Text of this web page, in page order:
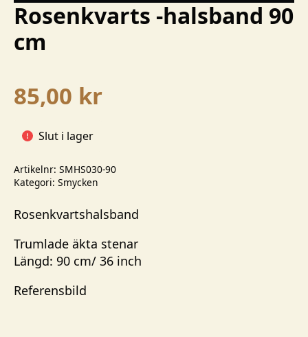
Rosenkvarts -halsband 90
cm
85,00 kr
Slut i lager
Artikelnr: SMHS030-90
Kategori: Smycken
Rosenkvartshalsband
Trumlade äkta stenar
Längd: 90 cm/ 36 inch
Referensbild